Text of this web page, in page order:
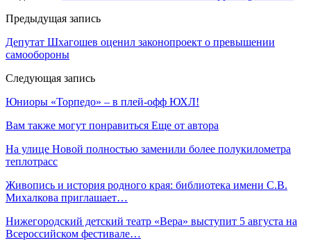
Предыдущая запись
Депутат Шхагошев оценил законопроект о превышении
самообороны
Следующая запись
Юниоры «Торпедо» – в плей-офф ЮХЛ!
Вам также могут понравиться Еще от автора
На улице Новой полностью заменили более полукилометра
теплотрасс
Живопись и история родного края: библиотека имени С.В.
Михалкова приглашает…
Нижегородский детский театр «Вера» выступит 5 августа на
Всероссийском фестивале…